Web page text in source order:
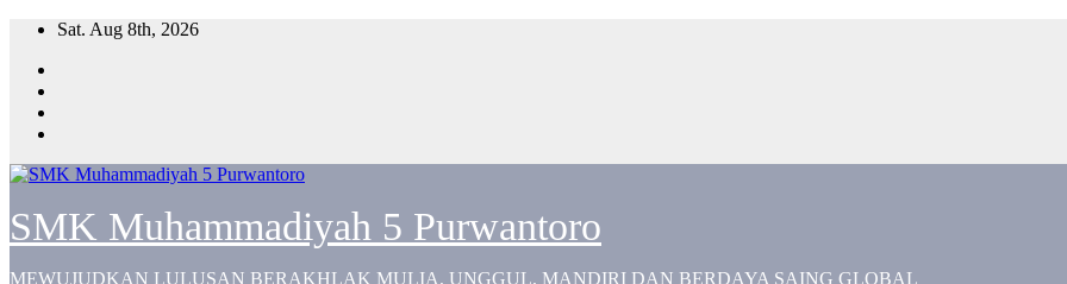
Skip
content
Sat. Aug 8th, 2026
SMK Muhammadiyah 5 Purwantoro
MEWUJUDKAN LULUSAN BERAKHLAK MULIA, UNGGUL, MANDIRI DAN BERDAYA SAING GLOBAL